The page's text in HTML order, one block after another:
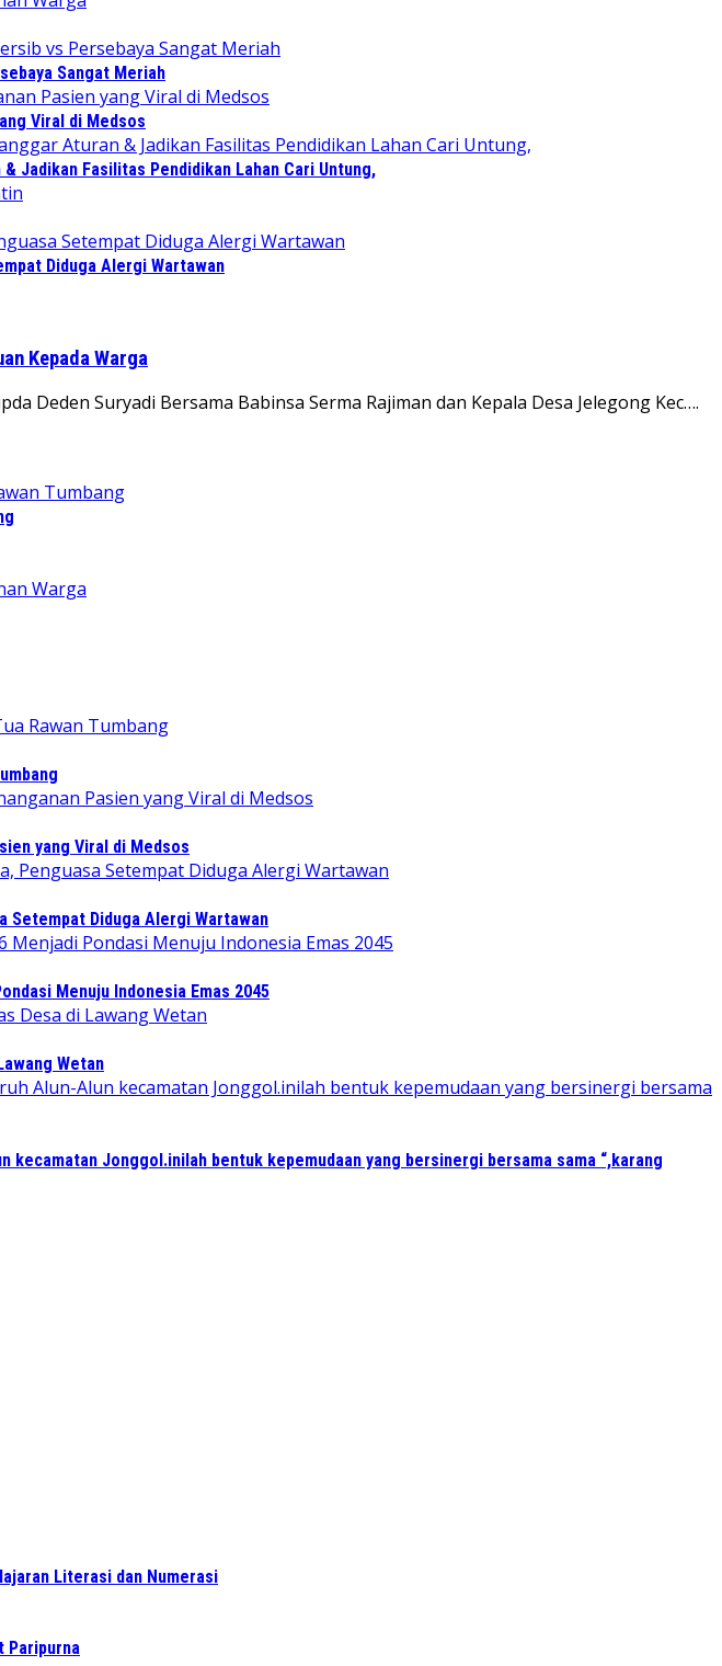
Sangat Meriah
Viral di Medsos
Jadikan Fasilitas Pendidikan Lahan Cari Untung,
Diduga Alergi Wartawan
Kepada Warga
Deden Suryadi Bersama Babinsa Serma Rajiman dan Kepala Desa Jelegong Kec….
yang Viral di Medsos
Setempat Diduga Alergi Wartawan
Menuju Indonesia Emas 2045
Wetan
Jonggol.inilah bentuk kepemudaan yang bersinergi bersama sama “,karang
Literasi dan Numerasi
Paripurna